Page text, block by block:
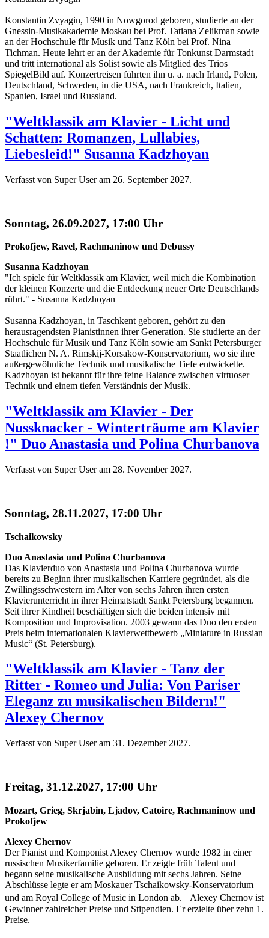
Konstantin Zvyagin, 1990 in Nowgorod geboren, studierte an der
Gnessin-Musikakademie Moskau bei Prof. Tatiana Zelikman sowie
an der Hochschule für Musik und Tanz Köln bei Prof. Nina
Tichman. Heute lehrt er an der Akademie für Tonkunst Darmstadt
und tritt international als Solist sowie als Mitglied des Trios
SpiegelBild auf. Konzertreisen führten ihn u. a. nach Irland, Polen,
Deutschland, Schweden, in die USA, nach Frankreich, Italien,
Spanien, Israel und Russland.
"Weltklassik am Klavier - Licht und
Schatten: Romanzen, Lullabies,
Liebesleid!" Susanna Kadzhoyan
Verfasst von Super User am 26. September 2027.
Sonntag, 26.09.2027, 17:00 Uhr
Prokofjew, Ravel, Rachmaninow und Debussy
Susanna Kadzhoyan
"Ich spiele für Weltklassik am Klavier, weil mich die Kombination
der kleinen Konzerte und die Entdeckung neuer Orte Deutschlands
rührt." - Susanna Kadzhoyan
Susanna Kadzhoyan, in Taschkent geboren, gehört zu den
herausragendsten Pianistinnen ihrer Generation. Sie studierte an der
Hochschule für Musik und Tanz Köln sowie am Sankt Petersburger
Staatlichen N. A. Rimskij-Korsakow-Konservatorium, wo sie ihre
außergewöhnliche Technik und musikalische Tiefe entwickelte.
Kadzhoyan ist bekannt für ihre feine Balance zwischen virtuoser
Technik und einem tiefen Verständnis der Musik.
"Weltklassik am Klavier - Der
Nussknacker - Winterträume am Klavier
!" Duo Anastasia und Polina Churbanova
Verfasst von Super User am 28. November 2027.
Sonntag, 28.11.2027, 17:00 Uhr
Tschaikowsky
Duo Anastasia und Polina Churbanova
Das Klavierduo von Anastasia und Polina Churbanova wurde
bereits zu Beginn ihrer musikalischen Karriere gegründet, als die
Zwillingsschwestern im Alter von sechs Jahren ihren ersten
Klavierunterricht in ihrer Heimatstadt Sankt Petersburg begannen.
Seit ihrer Kindheit beschäftigen sich die beiden intensiv mit
Komposition und Improvisation. 2003 gewann das Duo den ersten
Preis beim internationalen Klavierwettbewerb „Miniature in Russian
Music“ (St. Petersburg).
"Weltklassik am Klavier - Tanz der
Ritter - Romeo und Julia: Von Pariser
Eleganz zu musikalischen Bildern!"
Alexey Chernov
Verfasst von Super User am 31. Dezember 2027.
Freitag, 31.12.2027, 17:00 Uhr
Mozart, Grieg, Skrjabin, Ljadov, Catoire, Rachmaninow und
Prokofjew
Alexey Chernov
Der Pianist und Komponist Alexey Chernov wurde 1982 in einer
russischen Musikerfamilie geboren. Er zeigte früh Talent und
begann seine musikalische Ausbildung mit sechs Jahren. Seine
Abschlüsse legte er am Moskauer Tschaikowsky-Konservatorium
und am Royal College of Music in London ab. Alexey Chernov ist
Gewinner zahlreicher Preise und Stipendien. Er erzielte über zehn 1.
Preise.